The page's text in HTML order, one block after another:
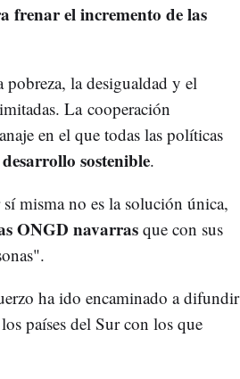
frenar el incremento de las
pobreza, la desigualdad y el
La cooperación
en el que todas las políticas
sostenible.
misma no es la solución única,
ONGD navarrasque con sus
ha ido encaminado a difundir
países del Sur con los que